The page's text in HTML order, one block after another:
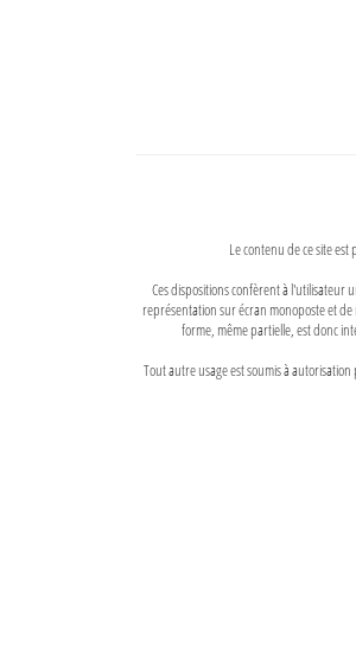
Le contenu de ce site
Ces dispositions confèrent à l'utilisateur
représentation sur écran monoposte et
forme, même partielle, est donc
Tout autre usage est soumis à